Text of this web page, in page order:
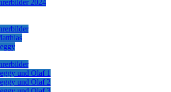
2024
und Olaf 1
und Olaf 2